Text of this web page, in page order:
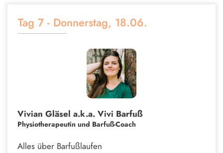
Tag 7 - Donnerstag, 18.06.
Vivian Gläsel a.k.a. Vivi Barfuß
Physiotherapeutin und Barfuß-Coach
Alles über Barfußlaufen